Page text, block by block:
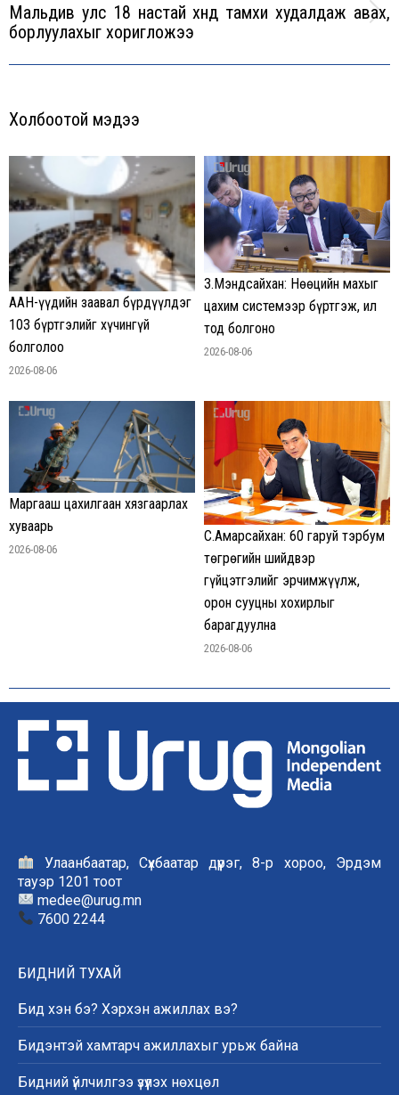
Next
Мальдив улс 18 настай хүнд тамхи худалдаж авах,
борлуулахыг хоригложээ
Холбоотой мэдээ
ААН-үүдийн заавал бүрдүүлдэг
103 бүртгэлийг хүчингүй
болголоо
2026-08-06
З.Мэндсайхан: Нөөцийн махыг
цахим системээр бүртгэж, ил
тод болгоно
2026-08-06
Маргааш цахилгаан хязгаарлах
хуваарь
2026-08-06
С.Амарсайхан: 60 гаруй тэрбум
төгрөгийн шийдвэр
гүйцэтгэлийг эрчимжүүлж,
орон сууцны хохирлыг
барагдуулна
2026-08-06
Улаанбаатар, Сүхбаатар дүүрэг, 8-р хороо, Эрдэм
тауэр 1201 тоот
medee@urug.mn
7600 2244
БИДНИЙ ТУХАЙ
Бид хэн бэ? Хэрхэн ажиллах вэ?
Бидэнтэй хамтарч ажиллахыг урьж байна
Бидний үйлчилгээ үзүүлэх нөхцөл